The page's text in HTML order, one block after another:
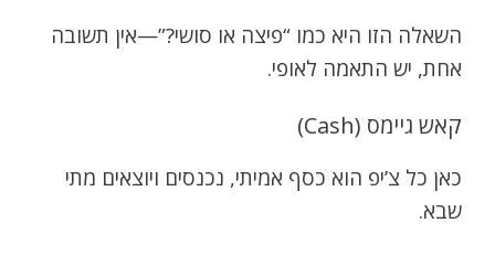
השאלה הזו היא כמו “פיצה או סושי?”—אין תשובה
אחת, יש התאמה לאופי.
קאש גיימס (Cash)
כאן כל צ’יפ הוא כסף אמיתי, נכנסים ויוצאים מתי
שבא.